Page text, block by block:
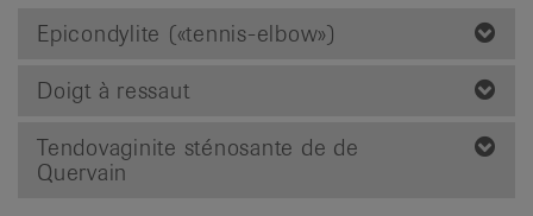
Epicondylite («tennis-elbow»)
Doigt à ressaut
Tendovaginite sténosante de de
Quervain